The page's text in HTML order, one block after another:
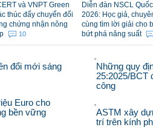
và VNPT Green
thúc đẩy chuyển đổi
chứng nhận nông
10
Diễn đàn NSCL
2026: Học giả,
cùng tìm lời giải cho
bứt phá năng suất
đổi mới sáng
Euro cho
bền vững
Những quy
25:2025/BCT
công
ASTM xây
trí trên kính